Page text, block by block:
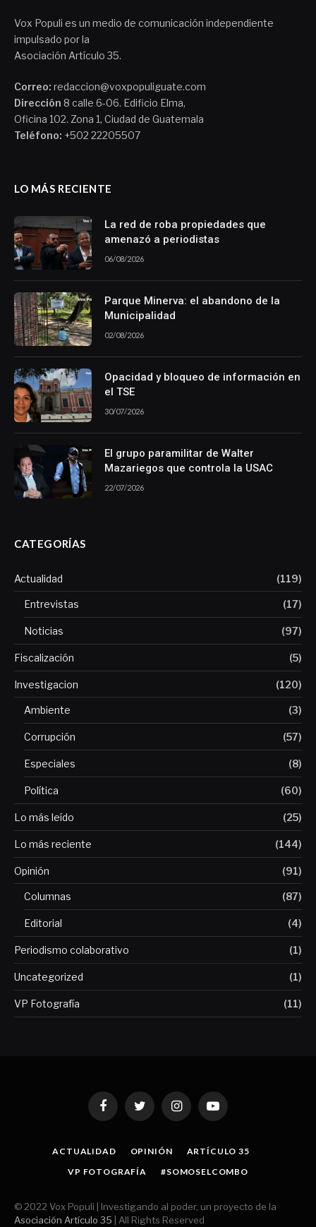
Vox Populi es un medio de comunicación independiente
impulsado por la
Asociación Artículo 35.
Correo: redaccion@voxpopuliguate.com
Dirección 8 calle 6-06. Edificio Elma,
Oficina 102. Zona 1, Ciudad de Guatemala
Teléfono: +502 22205507
LO MÁS RECIENTE
La red de roba propiedades que
amenazó a periodistas
06/08/2026
Parque Minerva: el abandono de la
Municipalidad
02/08/2026
Opacidad y bloqueo de información en
el TSE
30/07/2026
El grupo paramilitar de Walter
Mazariegos que controla la USAC
22/07/2026
CATEGORÍAS
Actualidad (119)
Entrevistas (17)
Noticias (97)
Fiscalización (5)
Investigacion (120)
Ambiente (3)
Corrupción (57)
Especiales (8)
Política (60)
Lo más leído (25)
Lo más reciente (144)
Opinión (91)
Columnas (87)
Editorial (4)
Periodismo colaborativo (1)
Uncategorized (1)
VP Fotografía (11)
FacebookTwitter InstagramYouTube
ACTUALIDAD OPINIÓN
ARTÍCULO 35
VP FOTOGRAFÍA
#SOMOSELCOMBO
© 2022 Vox Populi | Investigando al poder, un proyecto de la
Asociación Artículo 35 | All Rights Reserved